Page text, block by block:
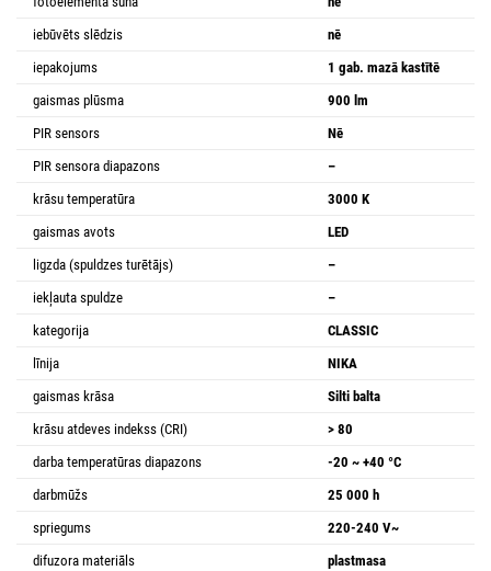
iebūvēts slēdzis
nē
iepakojums
1 gab. mazā kastītē
gaismas plūsma
900 lm
PIR sensors
Nē
PIR sensora diapazons
–
krāsu temperatūra
3000 K
gaismas avots
LED
ligzda (spuldzes turētājs)
–
iekļauta spuldze
–
kategorija
CLASSIC
līnija
NIKA
gaismas krāsa
Silti balta
krāsu atdeves indekss (CRI)
> 80
darba temperatūras diapazons
-20 ~ +40 °C
darbmūžs
25 000 h
spriegums
220-240 V~
difuzora materiāls
plastmasa